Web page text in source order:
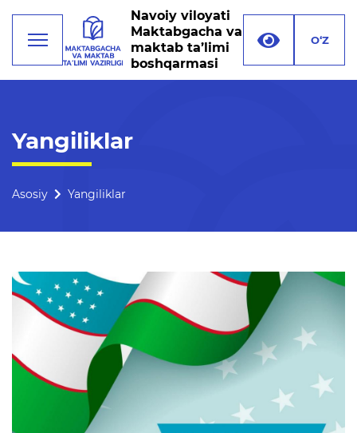
Boshqarma tuzilmasi
Bogʻlanish
Xalqaro aloqalar
Ochiq majlislar o'tkazish
rejalari
Navoiy viloyati
Maktabgacha va
maktab ta’limi
boshqarmasi
O‘Z
Yangiliklar
Asosiy Yangiliklar